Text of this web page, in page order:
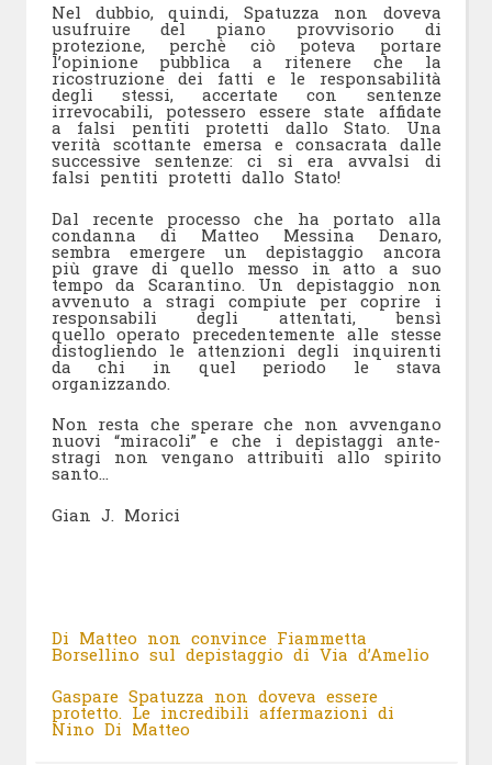
Nel dubbio, quindi, Spatuzza non doveva
usufruire del piano provvisorio di
protezione, perchè ciò poteva portare
l’opinione pubblica a ritenere che la
ricostruzione dei fatti e le responsabilità
degli stessi, accertate con sentenze
irrevocabili, potessero essere state affidate
a falsi pentiti protetti dallo Stato. Una
verità scottante emersa e consacrata dalle
successive sentenze: ci si era avvalsi di
falsi pentiti protetti dallo Stato!
Dal recente processo che ha portato alla
condanna di Matteo Messina Denaro,
sembra emergere un depistaggio ancora
più grave di quello messo in atto a suo
tempo da Scarantino. Un depistaggio non
avvenuto a stragi compiute per coprire i
responsabili degli attentati, bensì
quello operato precedentemente alle stesse
distogliendo le attenzioni degli inquirenti
da chi in quel periodo le stava
organizzando.
Non resta che sperare che non avvengano
nuovi “miracoli” e che i depistaggi ante-
stragi non vengano attribuiti allo spirito
santo…
Gian J. Morici
Di Matteo non convince Fiammetta
Borsellino sul depistaggio di Via d’Amelio
Gaspare Spatuzza non doveva essere
protetto. Le incredibili affermazioni di
Nino Di Matteo